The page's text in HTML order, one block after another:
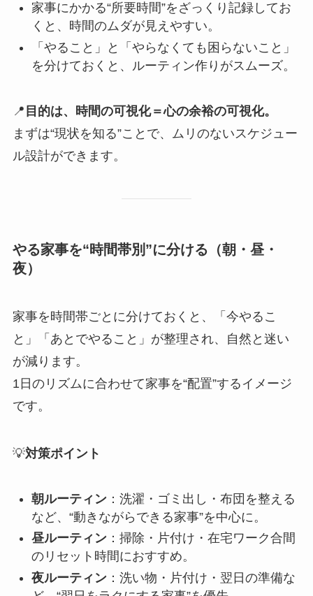
家事にかかる“所要時間”をざっくり記録してお
くと、時間のムダが見えやすい。
「やること」と「やらなくても困らないこと」
を分けておくと、ルーティン作りがスムーズ。
📍 目的は、時間の可視化＝心の余裕の可視化。
まずは“現状を知る”ことで、ムリのないスケジュー
ル設計ができます。
やる家事を“時間帯別”に分ける（朝・昼・
夜）
家事を時間帯ごとに分けておくと、「今やるこ
と」「あとでやること」が整理され、自然と迷い
が減ります。
1日のリズムに合わせて家事を“配置”するイメージ
です。
💡対策ポイント
朝ルーティン：洗濯・ゴミ出し・布団を整える
など、“動きながらできる家事”を中心に。
昼ルーティン：掃除・片付け・在宅ワーク合間
のリセット時間におすすめ。
夜ルーティン：洗い物・片付け・翌日の準備な